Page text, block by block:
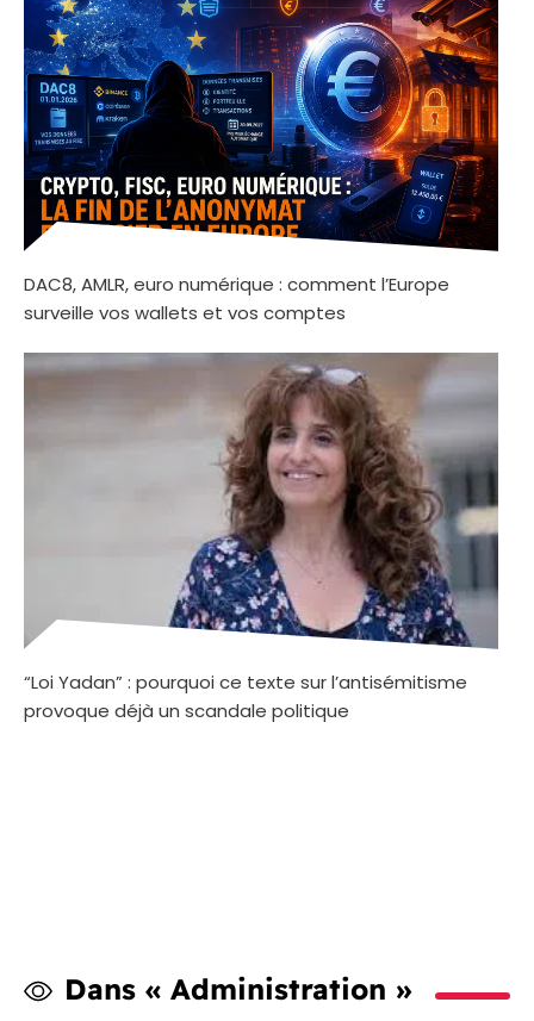
DAC8, AMLR, euro numérique : comment l’Europe
surveille vos wallets et vos comptes
“Loi Yadan” : pourquoi ce texte sur l’antisémitisme
provoque déjà un scandale politique
Dans « Administration »